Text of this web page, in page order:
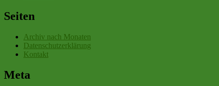
Seiten
Archiv nach Monaten
Datenschutzerklärung
Kontakt
Meta